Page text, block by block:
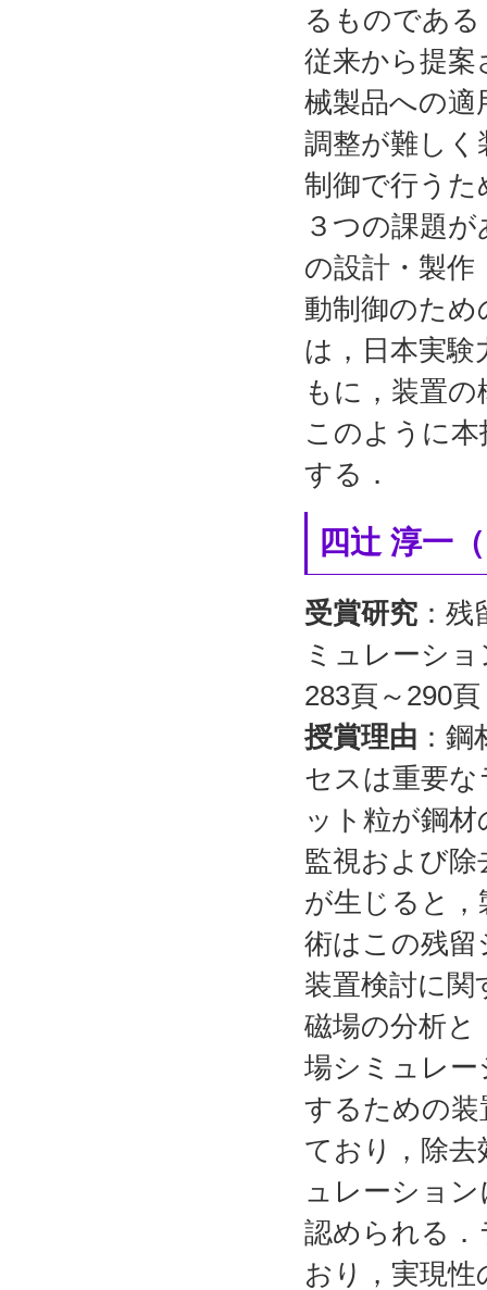
るものであ
従来から提案
械製品への適
調整が難しく
制御で行う
３つの課題
の設計・製作
動制御のた
は，日本実験
もに，装置
このように
する．
四辻 淳一
受賞研究 ：
ミュレーシ
283頁～290頁
授賞理由 ：
セスは重要
ット粒が鋼
監視および
が生じると
術はこの残留
装置検討に
磁場の分析と
場シミュレ
するための
ており，除
ュレーショ
認められる
おり，実現